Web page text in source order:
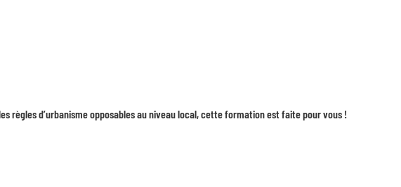
règles d’urbanisme opposables au niveau local, cette formation est faite pour vous !